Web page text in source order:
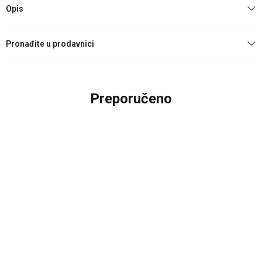
Opis
Pronađite u prodavnici
Preporučeno